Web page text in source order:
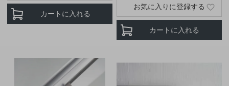
カートに入れる
カートに入れる
お気に入りに登録する